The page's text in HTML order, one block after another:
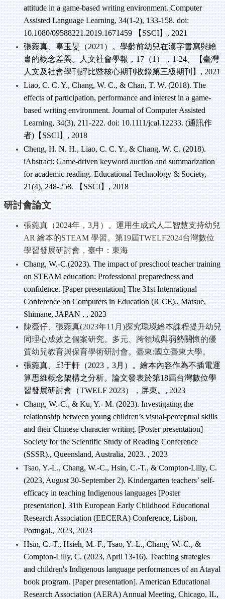
attitude in a game-based writing environment. Computer
Assisted Language Learning, 34(1-2), 133-158. doi:
10.1080/09588221.2019.1671459
【SSCI】, 2021
張菀真、辜玉旻（2021 ）。學齡前幼兒在漢字書寫與繪
畫的概念差異。人文社會學報，17 （1 ），1-24。【臺灣
人文及社會學刊評比暨核心期刊收錄第三級期刊】, 2021
Liao, C. C. Y., Chang, W. C., & Chan, T. W. (2018). The
effects of participation, performance and interest in a game-
based writing environment. Journal of Computer Assisted
Learning, 34(3), 211-222. doi: 10.1111/jcal.12233. (通訊作
者) 【SSCI】, 2018
Cheng, H. N. H., Liao, C. C. Y., & Chang, W. C. (2018).
iAbstract: Game-driven keyword auction and summarization
for academic reading. Educational Technology & Society,
21(4), 248-258.
【SSCI】, 2018
研討會論文
張菀真（2024年，3月）。運用生成式人工智慧支持幼兒
AR 繪本的STEAM 學習。第19屆TWELF2024台灣數位
學習發展研討會，臺中：東海
Chang, W.-C.(2023). The impact of preschool teacher training
on STEAM education: Professional preparedness and
confidence. [Paper presentation] The 31st International
Conference on Computers in Education (ICCE)., Matsue,
Shimane, JAPAN . , 2023
陳薇仔、張菀真(2023年11 月)探究環境繪本課程提升幼兒
同理心成效之個案研究。多元、跨領域與弱勢關懷的優
質幼兒教育與保育學術研討會。臺東:國立臺東大學。
張菀真、邱于軒（2023 ，3月）。繪本內容作為不插電運
算思維概念架構之分析。論文發表於第18屆台灣數位學
習發展研討會（TWELF 2023），屏東。, 2023
Chang, W.-C., & Ku, Y.- M. (2023). Investigating the
relationship between young children’s visual-perceptual skills
and their Chinese character writing. [Poster presentation]
Society for the Scientific Study of Reading Conference
(SSSR)., Queensland, Australia, 2023. , 2023
Tsao, Y.-L., Chang, W.-C., Hsin, C.-T., & Compton-Lilly, C.
(2023, August 30-September 2). Kindergarten teachers’ self-
efficacy in teaching Indigenous languages [Poster
presentation]. 31th European Early Childhood Educational
Research Association (EECERA) Conference, Lisbon,
Portugal., 2023, 2023
Hsin, C.-T., Hsieh, M.-F., Tsao, Y.-L., Chang, W.-C., &
Compton-Lilly, C. (2023, April 13-16). Teaching strategies
and children's Indigenous language performances of an Atayal
book program. [Paper presentation]. American Educational
Research Association (AERA) Annual Meeting, Chicago, IL,